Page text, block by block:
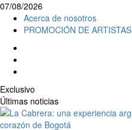
07/08/2026
Acerca de nosotros
PROMOCIÓN DE ARTISTAS
Exclusivo
Últimas noticias